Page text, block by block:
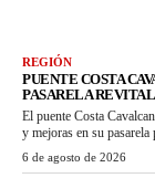
REGIÓN
PUENTE COSTA
PASARELA
El puente Costa
y mejoras en su pasarela
6 de agosto de 2026